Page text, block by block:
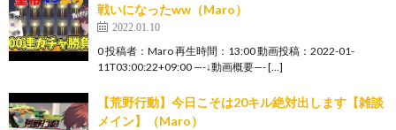
戦いになったww（Maro）
2022.01.10
0 投稿者：Maro 再生時間：13:00 動画投稿：2022-01-
11T03:00:22+09:00 —-↓動画概要—- […]
【荒野行動】今日こそは20キル絶対出します【雑談
メイン】（Maro）